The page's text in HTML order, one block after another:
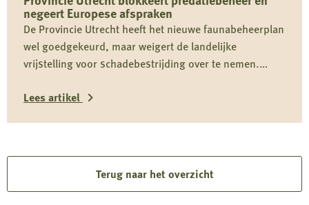
negeert Europese afspraken
De Provincie Utrecht heeft het nieuwe faunabeheerplan
wel goedgekeurd, maar weigert de landelijke
vrijstelling voor schadebestrijding over te nemen.
juist in een cruciale periode voor weidevogels zoals de
Lees artikel
Provincie
Terug naar het overzicht